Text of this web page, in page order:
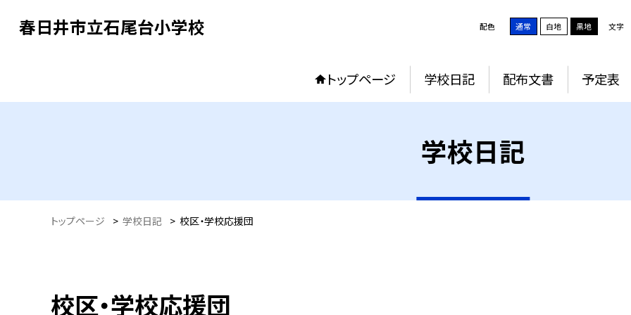
春日井市立石尾台小学校 配色 通常 白地 黒地 文字
トップページ 学校日記 配布文書 予定表
学校日記
トップページ > 学校日記 > 校区・学校応援団
校区・学校応援団